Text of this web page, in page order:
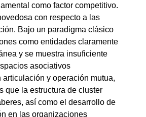
como factor competitivo.
con respecto a las
Bajo un paradigma clásico
como entidades claramente
y se muestra insuficiente
asociativos
y operación mutua,
que la estructura de cluster
así como el desarrollo de
en las organizaciones